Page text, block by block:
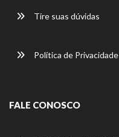
Tire suas dúvidas
Política de Privacidade
FALE CONOSCO